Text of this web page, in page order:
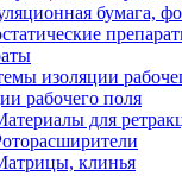
бумага,
рабочего поля
для
клинья